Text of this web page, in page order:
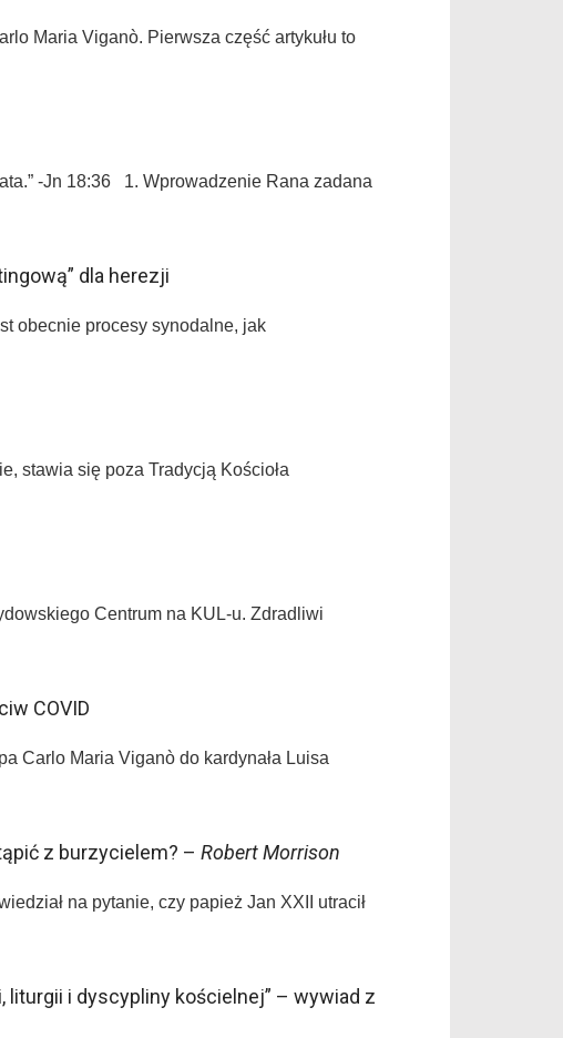
Maria Viganò. Pierwsza część artykułu to
-Jn 18:36 1. Wprowadzenie Rana zadana
dla herezji
obecnie procesy synodalne, jak
stawia się poza Tradycją Kościoła
Centrum na KUL-u. Zdradliwi
COVID
Carlo Maria Viganò do kardynała Luisa
z burzycielem? – Robert Morrison
na pytanie, czy papież Jan XXII utracił
i dyscypliny kościelnej” – wywiad z